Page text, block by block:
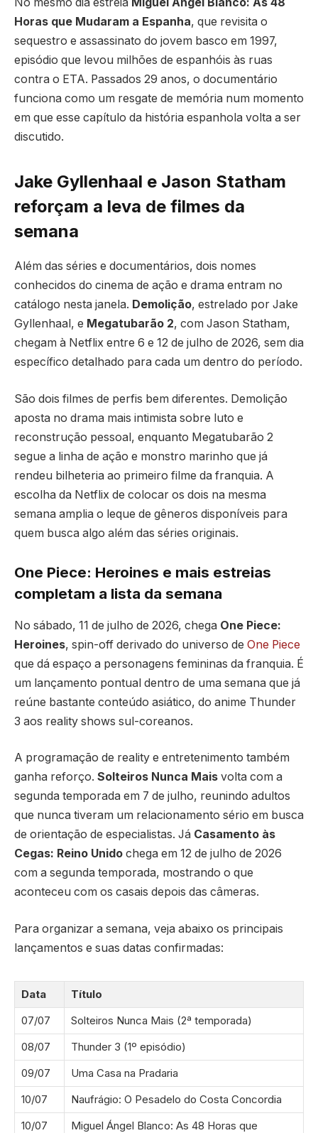
Horas que Mudaram a Espanha, que revisita o
sequestro e assassinato do jovem basco em 1997,
episódio que levou milhões de espanhóis às ruas
contra o ETA. Passados 29 anos, o documentário
funciona como um resgate de memória num momento
em que esse capítulo da história espanhola volta a ser
discutido.
Jake Gyllenhaal e Jason Statham
reforçam a leva de filmes da
semana
Além das séries e documentários, dois nomes
conhecidos do cinema de ação e drama entram no
catálogo nesta janela. Demolição, estrelado por Jake
Gyllenhaal, e Megatubarão 2, com Jason Statham,
chegam à Netflix entre 6 e 12 de julho de 2026, sem dia
específico detalhado para cada um dentro do período.
São dois filmes de perfis bem diferentes. Demolição
aposta no drama mais intimista sobre luto e
reconstrução pessoal, enquanto Megatubarão 2
segue a linha de ação e monstro marinho que já
rendeu bilheteria ao primeiro filme da franquia. A
escolha da Netflix de colocar os dois na mesma
semana amplia o leque de gêneros disponíveis para
quem busca algo além das séries originais.
One Piece: Heroines e mais estreias
completam a lista da semana
No sábado, 11 de julho de 2026, chega One Piece:
Heroines, spin-off derivado do universo de One Piece
que dá espaço a personagens femininas da franquia. É
um lançamento pontual dentro de uma semana que já
reúne bastante conteúdo asiático, do anime Thunder
3 aos reality shows sul-coreanos.
A programação de reality e entretenimento também
ganha reforço. Solteiros Nunca Mais volta com a
segunda temporada em 7 de julho, reunindo adultos
que nunca tiveram um relacionamento sério em busca
de orientação de especialistas. Já Casamento às
Cegas: Reino Unido chega em 12 de julho de 2026
com a segunda temporada, mostrando o que
aconteceu com os casais depois das câmeras.
Para organizar a semana, veja abaixo os principais
lançamentos e suas datas confirmadas:
Data
Título
07/07
Solteiros Nunca Mais (2ª temporada)
08/07
Thunder 3 (1º episódio)
09/07
Uma Casa na Pradaria
10/07
Naufrágio: O Pesadelo do Costa Concordia
10/07
Miguel Ángel Blanco: As 48 Horas que